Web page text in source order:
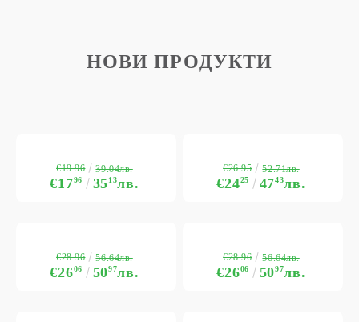
НОВИ ПРОДУКТИ
€1796 3513лв.
€19.96 39.04лв.
€2425 4743лв.
€26.95 52.71лв.
€2606 5097лв.
€28.96 56.64лв.
€2606 5097лв.
€28.96 56.64лв.